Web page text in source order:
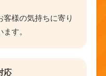
様の気持ちに寄り
す。
応